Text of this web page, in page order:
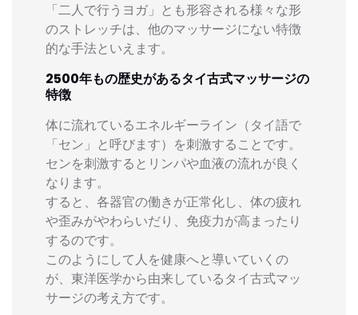
「二人で行うヨガ」とも形容される様々な形
のストレッチは、他のマッサージにない特徴
的な手法といえます。
2500年もの歴史があるタイ古式マッサージの
特徴
体に流れているエネルギーライン（タイ語で
「セン」と呼びます）を刺激することです。
センを刺激するとリンパや血液の流れが良く
なります。
すると、各器官の働きが正常化し、体の疲れ
や歪みがやわらいだり、免疫力が高まったり
するのです。
このようにして人を健康へと導いていくの
が、東洋医学から由来しているタイ古式マッ
サージの考え方です。